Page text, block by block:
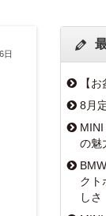
日
【
8月
の魅
クト
しさ